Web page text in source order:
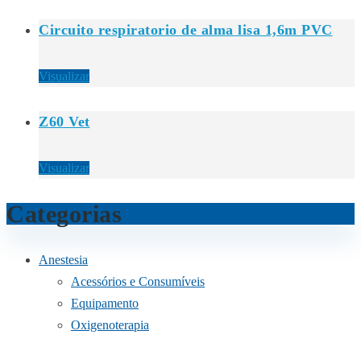
Circuito respiratorio de alma lisa 1,6m PVC
Visualizar
Z60 Vet
Visualizar
Categorias
Anestesia
Acessórios e Consumíveis
Equipamento
Oxigenoterapia